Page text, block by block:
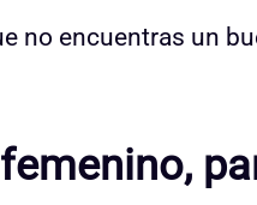
no encuentras un